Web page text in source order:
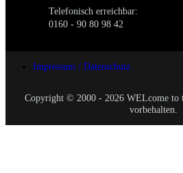
Telefonisch erreichbar:
0160 - 90 80 98 42
Impressum / Datenschutz
Copyright © 2000 - 2026 WELcome to
vorbehalten.